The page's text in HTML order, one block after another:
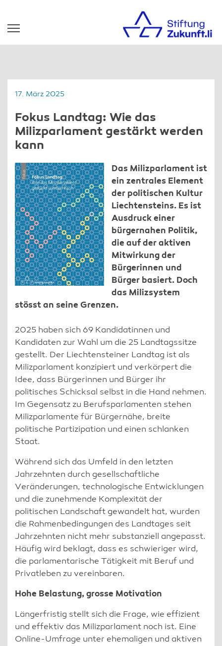
17. März 2025
Fokus Landtag: Wie das
Milizparlament gestärkt werden
kann
Das Milizparlament ist
ein zentrales Element
der politischen Kultur
Liechtensteins. Es ist
Ausdruck einer
bürgernahen Politik,
die auf der aktiven
Mitwirkung der
Bürgerinnen und
Bürger basiert. Doch
das Milizsystem
stösst an seine Grenzen.
2025 haben sich 69 Kandidatinnen und
Kandidaten zur Wahl um die 25 Landtagssitze
gestellt. Der Liechtensteiner Landtag ist als
Milizparlament konzipiert und verkörpert die
Idee, dass Bürgerinnen und Bürger ihr
politisches Schicksal selbst in die Hand nehmen.
Im Gegensatz zu Berufsparlamenten stehen
Milizparlamente für Bürgernähe, breite
politische Partizipation und einen schlanken
Staat.
Während sich das Umfeld in den letzten
Jahrzehnten durch gesellschaftliche
Veränderungen, technologische Entwicklungen
und die zunehmende Komplexität der
politischen Landschaft gewandelt hat, wurden
die Rahmenbedingungen des Landtages seit
Jahrzehnten nicht mehr substanziell angepasst.
Häufig wird beklagt, dass es schwieriger wird,
die parlamentarische Tätigkeit mit Beruf und
Privatleben zu vereinbaren.
Hohe Belastung, grosse Motivation
Längerfristig stellt sich die Frage, wie effizient
und effektiv das Milizparlament noch ist. Eine
Online-Umfrage unter ehemaligen und aktiven